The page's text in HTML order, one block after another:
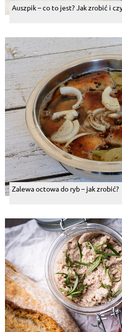
Auszpik – co to jest? Jak zrobić i
Zalewa octowa do ryb – jak zrobić?